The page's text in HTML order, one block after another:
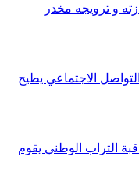
و ترويجه مخدر
الاجتماعي يطيح
التراب الوطني يقوم